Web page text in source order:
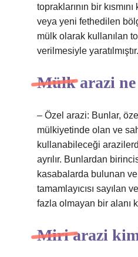
topraklarının bir
veya yeni fethedilen
mülk olarak kullanılan
verilmesiyle yaratılmıştır.
Mülk arazi
– Özel arazi: Bunlar,
mülkiyetinde olan ve
kullanabileceği
ayrılır. Bunlardan
kasabalarda bulunan
tamamlayıcısı sayılan
fazla olmayan bir alanı
Miri arazi